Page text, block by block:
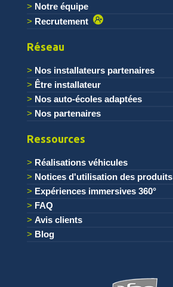
Notre équipe
Recrutement
Réseau
Nos installateurs partenaires
Être installateur
Nos auto-écoles adaptées
Nos partenaires
Ressources
Réalisations véhicules
Notices d'utilisation des produits
Expériences immersives 360°
FAQ
Avis clients
Blog